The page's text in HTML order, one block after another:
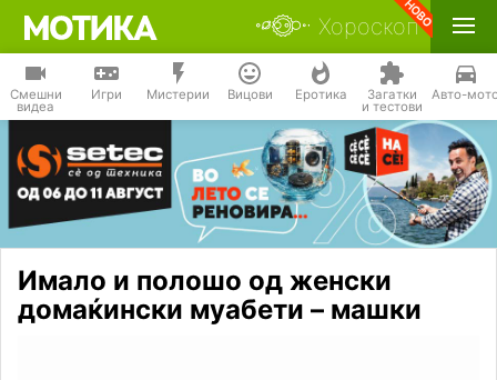
Хороскоп
Смешни
видеа
Игри Мистерии Вицови Еротика Загатки
и тестови
Авто-
Имало и полошо од женски
домаќински муабети – машки